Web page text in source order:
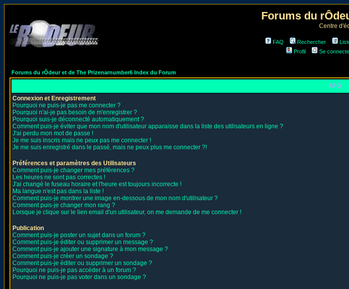
Forums du
Centre
FAQ Rechercher
Profil
Se
Forums du rÔdeur et de The Prizenarnumber6 Index du Forum
FAQ
Connexion et Enregistrement
Pourquoi ne puis-je pas me connecter ?
Pourquoi n'ai-je pas besoin de m'enregistrer ?
Pourquoi suis-je déconnecté automatiquement ?
Comment puis-je éviter que mon nom d'utilisateur apparaisse dans la liste des utilisateurs en ligne ?
J'ai perdu mon mot de passe !
Je me suis inscris mais ne peux pas me connecter !
Je me suis enregistré dans le passé, mais ne peux plus me connecter ?!
Préférences et paramètres des Utilisateurs
Comment puis-je changer mes préférences ?
Les heures ne sont pas correctes !
J'ai changé le fuseau horaire et l'heure est toujours incorrecte !
Ma langue n'est pas dans la liste !
Comment puis-je montrer une image en-dessous de mon nom d'utilisateur ?
Comment puis-je changer mon rang ?
Lorsque je clique sur le lien email d'un utilisateur, on me demande de me connecter !
Publication
Comment puis-je poster un sujet dans un forum ?
Comment puis-je éditer ou supprimer un message ?
Comment puis-je ajouter une signature à mon message ?
Comment puis-je créer un sondage ?
Comment puis-je éditer ou supprimer un sondage ?
Pourquoi ne puis-je pas accéder à un forum ?
Pourquoi ne puis-je pas voter dans un sondage ?